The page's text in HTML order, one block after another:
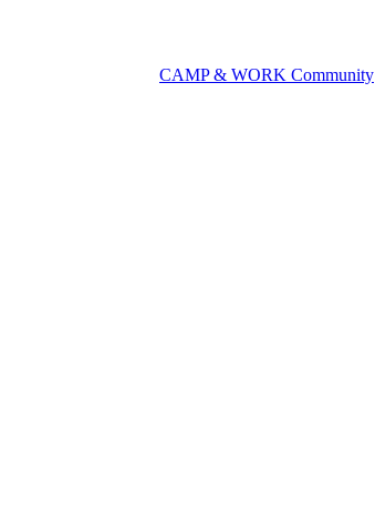
CAMP & WORK Community